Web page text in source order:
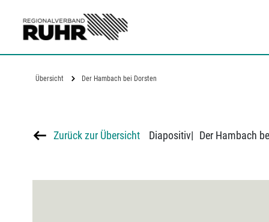
Übersicht Der Hambach bei Dorsten
Zurück zur Übersicht Diapositiv| Der Hambach